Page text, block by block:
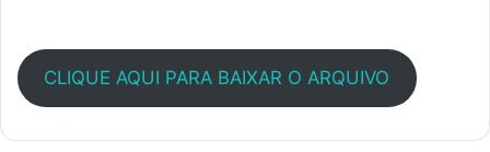
CLIQUE AQUI PARA BAIXAR O ARQUIVO